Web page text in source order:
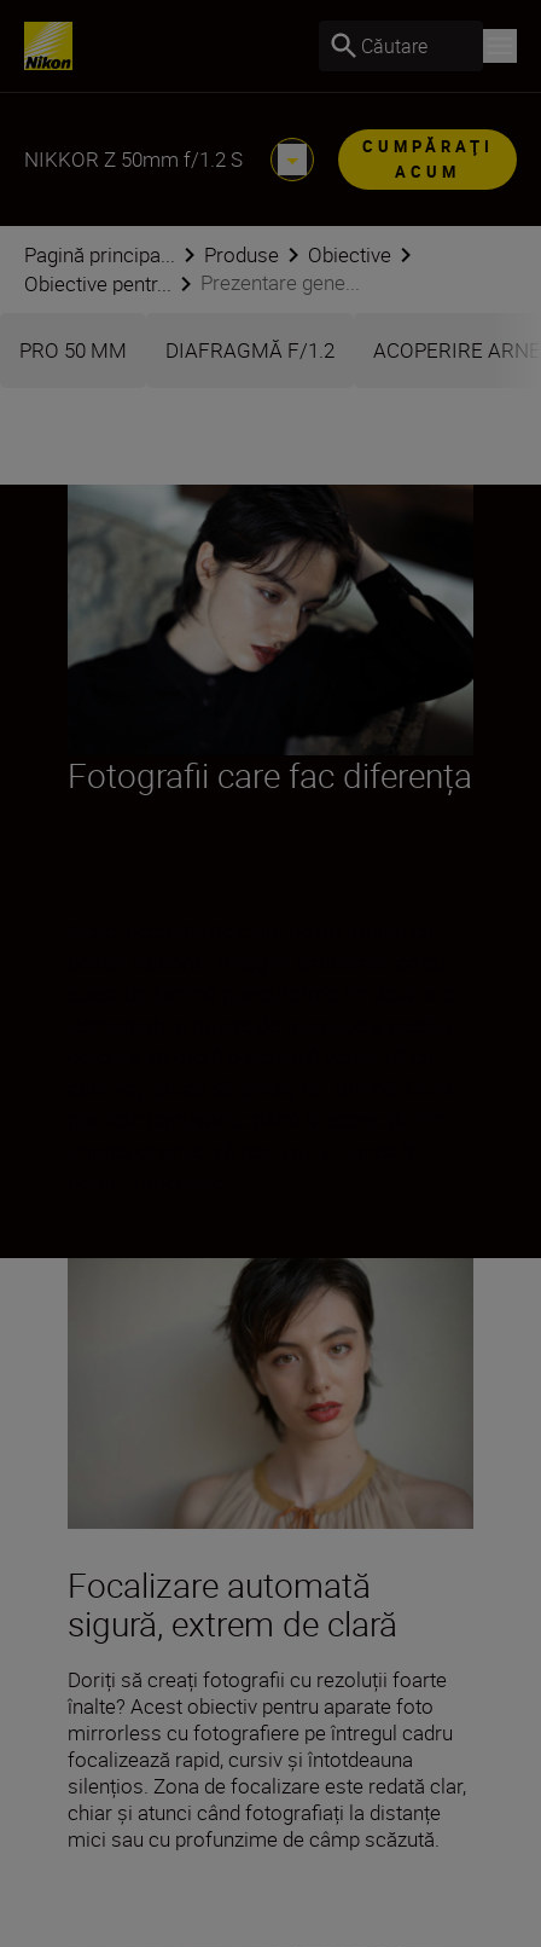
Căutare
NIKKOR Z 50mm f/1.2 S
CUMPĂRAŢI
ACUM
Pagină principa... Produse
Obiective
Obiective pentr...
Prezentare gene...
PRO 50 MM DIAFRAGMĂ F/1.2 ACOPERIRE
Fotografii care fac diferența
Focalizare automată
sigură, extrem de clară
Doriți să creați fotografii cu rezoluții foarte
înalte? Acest obiectiv pentru aparate foto
mirrorless cu fotografiere pe întregul cadru
focalizează rapid, cursiv și întotdeauna
silențios. Zona de focalizare este redată clar,
chiar și atunci când fotografiați la distanțe
mici sau cu profunzime de câmp scăzută.